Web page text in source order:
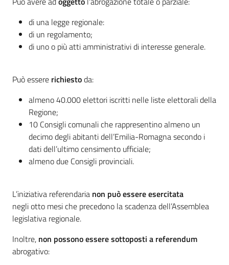
i
media
Per
di una legge regionale:
di un regolamento;
di uno o più atti amministrativi di interesse generale.
Può essere richiestoda:
almeno 40.000 elettori iscritti nelle liste elettorali della
Regione;
10 Consigli comunali che rappresentino almeno un
decimo degli abitanti dell’Emilia-Romagna secondo i
dati dell’ultimo censimento ufficiale;
almeno due Consigli provinciali.
L’iniziativa referendaria non può essere esercitata
negli otto mesi che precedono la scadenza dell’Assemblea
legislativa regionale.
Inoltre, non possono essere sottoposti a referendum
abrogativo: